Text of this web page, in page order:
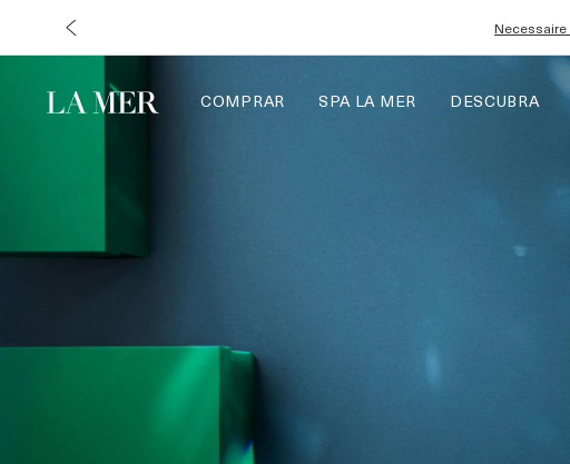
Necessaire
COMPRAR SPA LA MER DESCUBRA